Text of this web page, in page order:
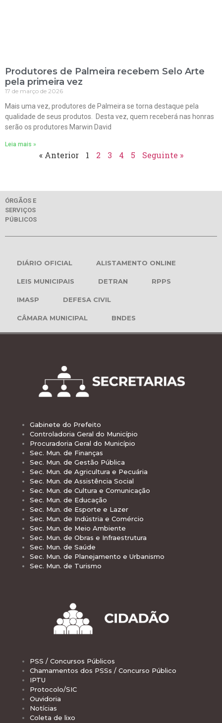
Produtores de Palmeira recebem Selo Arte
pela primeira vez
17 de março de 2026
Mais uma vez, produtores de Palmeira se torna destaque pela
qualidade de seus produtos. Desta vez, quem receberá nas honras
serão os produtores Marwin David
Leia mais »
« Anterior 1 2 3 4 5 Seguinte »
ÓRGÃOS E
SERVIÇOS
PÚBLICOS
DIÁRIO OFICIAL ALISTAMENTO ONLINE
LEIS MUNICIPAIS DETRAN RPPS
IMASP DEFESA CIVIL
CÂMARA MUNICIPAL BNDES
Gabinete do Prefeito
Controladoria Geral do Município
Procuradoria Geral do Município
Sec. Mun. de Finanças
Sec. Mun. de Gestão Pública
Sec. Mun. de Agricultura e Pecuária
Sec. Mun. de Assistência Social
Sec. Mun. de Cultura e Comunicação
Sec. Mun. de Educação
Sec. Mun. de Esporte e Lazer
Sec. Mun. de Indústria e Comércio
Sec. Mun. de Meio Ambiente
Sec. Mun. de Obras e Infraestrutura
Sec. Mun. de Saúde
Sec. Mun. de Planejamento e Urbanismo
Sec. Mun. de Turismo
PSS / Concursos Públicos
Chamamentos dos PSSs / Concurso Público
IPTU
Protocolo/SIC
Ouvidoria
Notícias
Coleta de lixo